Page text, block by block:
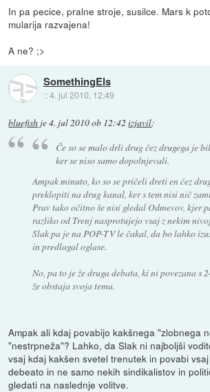
In pa pecice, pralne stroje, susilce. Mars k
mularija razvajena!
A ne? ;>
SomethingEls
::4. jul 2010, 12:49
bluefish je4. jul 2010 ob 12:42 izjavil:
Če so se malo drli drug čez drugega je
ker se niso samo dopolnjevali.
Ampak minuto, ko so se pričeli dreti en čez
preklopiti na drug kanal, ker s tem nisi nič
Prav tako očitno še nisi gledal Odmevov, kjer
razliko od Trenj nasprotujejo vsaj z nekim
Slak pa je na POP-TV le čakal, da bo lahko
in predlagal oglase.
No, pa to je že druga debata, ki ni povezana s
že obstaja svoja tema.
Ampak ali kdaj povabijo kakšnega "zlobnega
"nestrpneža"? Lahko, da Slak ni najboljši
vsaj kdaj kakšen svetel trenutek in povabi
debeato in ne samo nekih sindikalistov in
gledati na naslednje volitve.